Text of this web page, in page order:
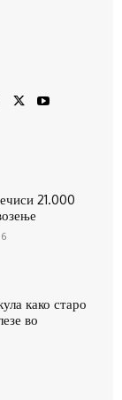
21.000
како старо
во